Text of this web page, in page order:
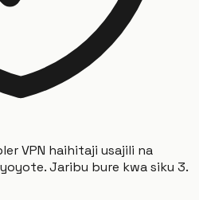
VPN haihitaji usajili na
Jaribu bure kwa siku 3.